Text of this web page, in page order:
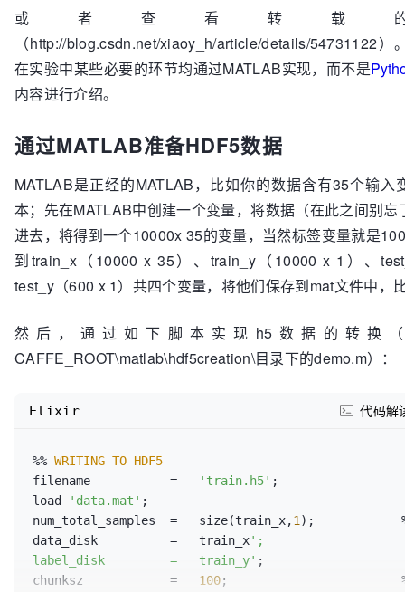
或者查看转载
（http://blog.csdn.net/xiaoy_h/article/details/54731122
在实验中某些必要的环节均通过MATLAB实现，而不是
内容进行介绍。
通过MATLAB准备HDF5数据
MATLAB是正经的MATLAB，比如你的数据含有35个输入
本；先在MATLAB中创建一个变量，将数据（在此之间别
进去，将得到一个10000x 35的变量，当然标签变量就是
到train_x（10000 x 35）、train_y（10000 x 1）、
test_y（600 x 1）共四个变量，将他们保存到mat文件中，
然后，通过如下脚本实现h5数据的转换
CAFFE_ROOT\matlab\hdf5creation\目录下的demo.m）：
%% WRITING TO HDF5
filename           =
'train.h5' ;
load
'data.mat' ;
num_total_samples  =   size(train_x,1 );            %获
data_disk          =   train_x';
label_disk         =   train_y' ;
chunksz            = 100;                        %数
Elixir 代码解